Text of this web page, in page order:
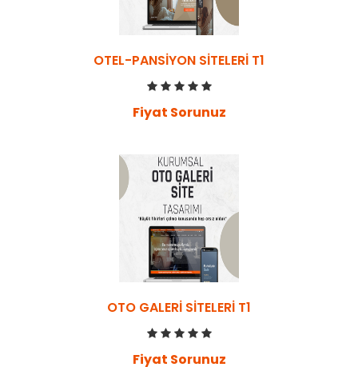
OTEL-PANSIYON SITELERI T1
Fiyat Sorunuz
OTO GALERI SITELERI T1
Fiyat Sorunuz